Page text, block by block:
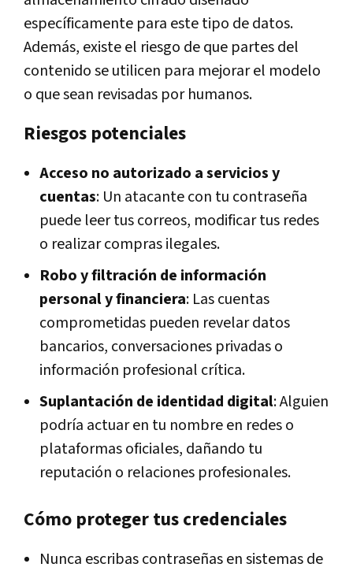
específicamente para este tipo de datos.
Además, existe el riesgo de que partes del
contenido se utilicen para mejorar el modelo
o que sean revisadas por humanos.
Riesgos potenciales
Acceso no autorizado a servicios y
cuentas: Un atacante con tu contraseña
puede leer tus correos, modificar tus redes
o realizar compras ilegales.
Robo y filtración de información
personal y financiera: Las cuentas
comprometidas pueden revelar datos
bancarios, conversaciones privadas o
información profesional crítica.
Suplantación de identidad digital: Alguien
podría actuar en tu nombre en redes o
plataformas oficiales, dañando tu
reputación o relaciones profesionales.
Cómo proteger tus credenciales
Nunca escribas contraseñas en sistemas de